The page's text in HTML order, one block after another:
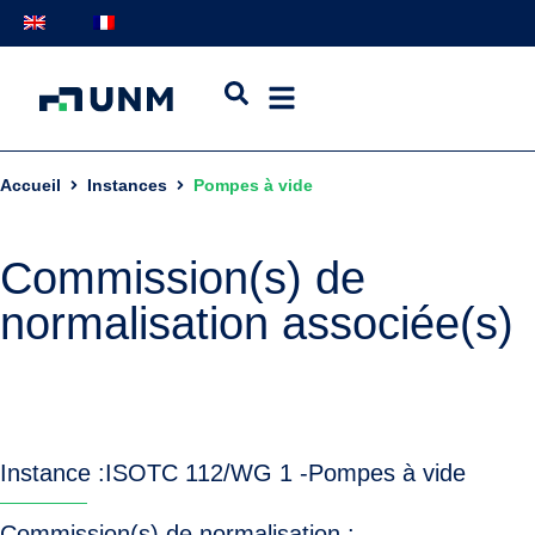
Accueil Instances Pompes à vide
Commission(s) de
normalisation associée(s)
Instance :ISOTC 112/WG 1 -Pompes à vide